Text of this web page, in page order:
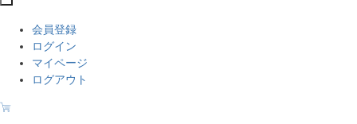
会員登録
ログイン
マイページ
ログアウト